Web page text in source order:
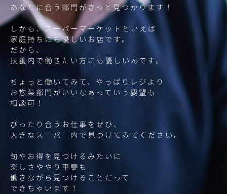
あなたに合う部門がきっと見つかります！
しかも、スーパーマーケットといえば
家庭持ちにも優しいお店です。
だから、
扶養内で働きたい方にも優しいんです。
ちょっと働いてみて、やっぱりレジより
お惣菜部門がいいなぁっていう要望も
相談可！
ぴったり合うお仕事をぜひ、
大きなスーパー内で見つけてみてください。
旬やお得を見つけるみたいに
楽しさややり甲斐も
働きながら見つけることだって
できちゃいます！